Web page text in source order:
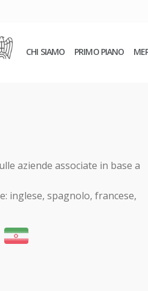
CHI SIAMO PRIMO PIANO
aziende associate in base a
inglese, spagnolo, francese,